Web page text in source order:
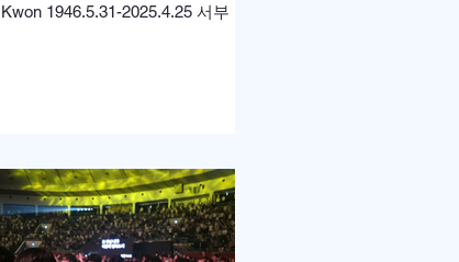
Kwon 1946.5.31-2025.4.25 서부 아
선교사 추모예배를 열었다. 선교사
역 이전에 정동교회를 섬기며 청소
년 교사로 헌신했던 권은주를 기억
하고 있는 일부교인들과 연세대학